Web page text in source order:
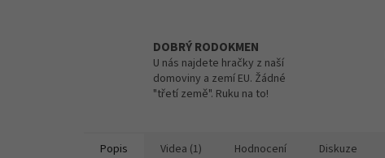
DOBRÝ RODOKMEN
U nás najdete hračky z naší
domoviny a zemí EU. Žádné
"třetí země". Ruku na to!
Popis Videa (1) Hodnocení Diskuze